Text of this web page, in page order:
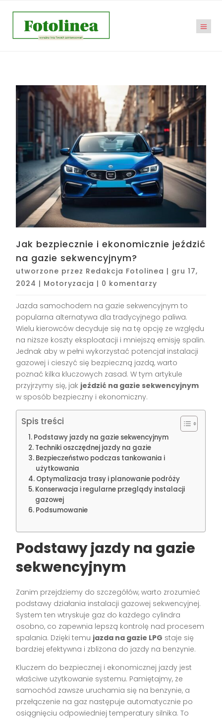
Jak bezpiecznie i ekonomicznie jeździć
na gazie sekwencyjnym?
utworzone przez Redakcja Fotolinea | gru 17,
2024 | Motoryzacja | 0 komentarzy
Jazda samochodem na gazie sekwencyjnym to
popularna alternatywa dla tradycyjnego paliwa.
Wielu kierowców decyduje się na tę opcję ze względu
na niższe koszty eksploatacji i mniejszą emisję spalin.
Jednak aby w pełni wykorzystać potencjał instalacji
gazowej i cieszyć się bezpieczną jazdą, warto
poznać kilka kluczowych zasad. W tym artykule
przyjrzymy się, jak jeździć na gazie sekwencyjnym
w sposób bezpieczny i ekonomiczny.
Spis treści
Podstawy jazdy na gazie sekwencyjnym
Techniki oszczędnej jazdy na gazie
Bezpieczeństwo podczas tankowania i
użytkowania
Optymalizacja trasy i planowanie podróży
Konserwacja i regularne przeglądy instalacji
gazowej
Podsumowanie
Podstawy jazdy na gazie
sekwencyjnym
Zanim przejdziemy do szczegółów, warto zrozumieć
podstawy działania instalacji gazowej sekwencyjnej.
System ten wtryskuje gaz do każdego cylindra
osobno, co zapewnia lepszą kontrolę nad procesem
spalania. Dzięki temu jazda na gazie LPG staje się
bardziej efektywna i zbliżona do jazdy na benzynie.
Kluczem do bezpiecznej i ekonomicznej jazdy jest
właściwe użytkowanie systemu. Pamiętajmy, że
samochód zawsze uruchamia się na benzynie, a
przełączenie na gaz następuje automatycznie po
osiągnięciu odpowiedniej temperatury silnika. To